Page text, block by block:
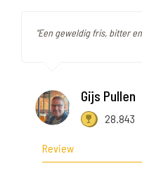
"Een geweldig fris, bitter
Gijs Pullen
28.843
Review